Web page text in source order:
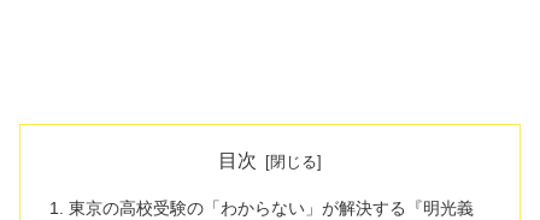
目次
東京の高校受験の「わからない」が解決する『明光義